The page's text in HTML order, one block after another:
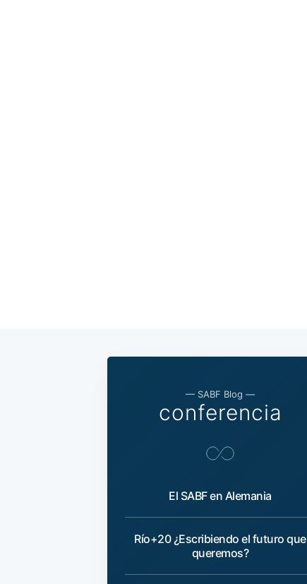
— SABF Blog —
conferencia
El SABF en Alemania
Río+20 ¿Escribiendo el futuro que
queremos?